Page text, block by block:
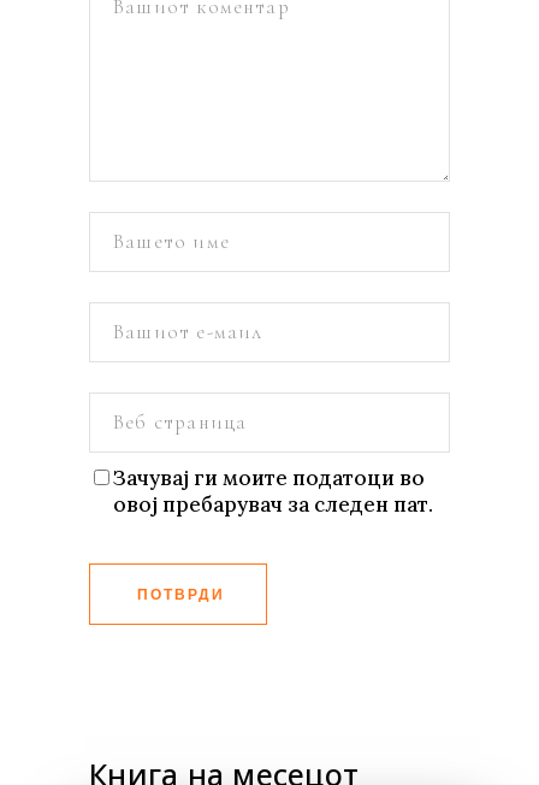
Зачувај ги моите податоци во
овој пребарувач за следен пат.
ПОТВРДИ
Книга на месецот